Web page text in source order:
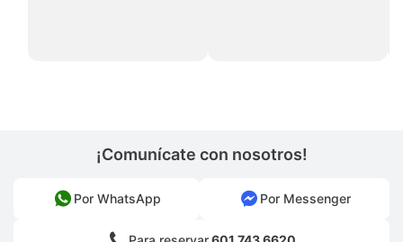
¡Comunícate con nosotros!
Por WhatsApp Por Messenger